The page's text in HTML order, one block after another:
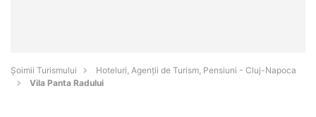
Șoimii Turismului
Hoteluri, Agenții de Turism, Pensiuni - Cluj-Napoca
Vila Panta Radului